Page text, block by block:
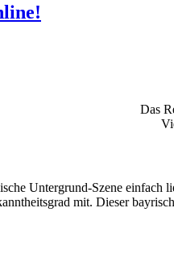
Das
Untergrund-Szene
mit. Dieser